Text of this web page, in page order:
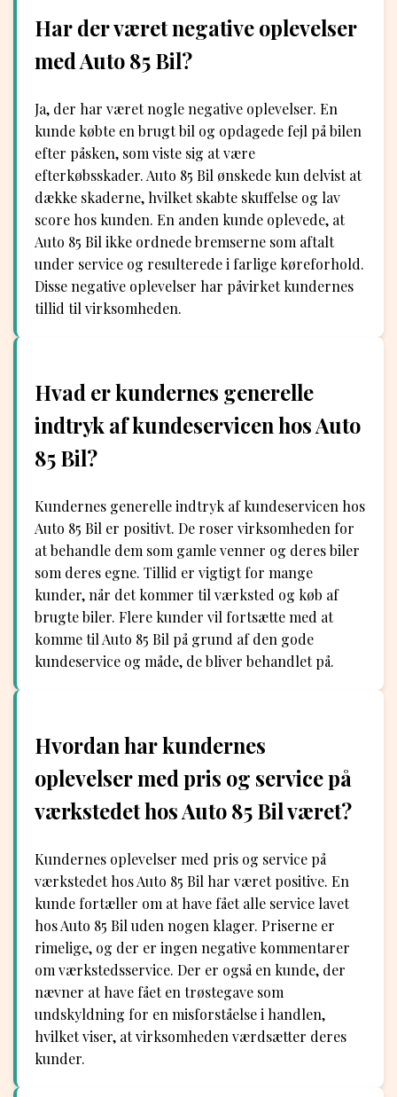
Har der været negative oplevelser
med Auto 85 Bil?
Ja, der har været nogle negative oplevelser. En
kunde købte en brugt bil og opdagede fejl på bilen
efter påsken, som viste sig at være
efterkøbsskader. Auto 85 Bil ønskede kun delvist at
dække skaderne, hvilket skabte skuffelse og lav
score hos kunden. En anden kunde oplevede, at
Auto 85 Bil ikke ordnede bremserne som aftalt
under service og resulterede i farlige køreforhold.
Disse negative oplevelser har påvirket kundernes
tillid til virksomheden.
Hvad er kundernes generelle
indtryk af kundeservicen hos Auto
85 Bil?
Kundernes generelle indtryk af kundeservicen hos
Auto 85 Bil er positivt. De roser virksomheden for
at behandle dem som gamle venner og deres biler
som deres egne. Tillid er vigtigt for mange
kunder, når det kommer til værksted og køb af
brugte biler. Flere kunder vil fortsætte med at
komme til Auto 85 Bil på grund af den gode
kundeservice og måde, de bliver behandlet på.
Hvordan har kundernes
oplevelser med pris og service på
værkstedet hos Auto 85 Bil været?
Kundernes oplevelser med pris og service på
værkstedet hos Auto 85 Bil har været positive. En
kunde fortæller om at have fået alle service lavet
hos Auto 85 Bil uden nogen klager. Priserne er
rimelige, og der er ingen negative kommentarer
om værkstedsservice. Der er også en kunde, der
nævner at have fået en trøstegave som
undskyldning for en misforståelse i handlen,
hvilket viser, at virksomheden værdsætter deres
kunder.